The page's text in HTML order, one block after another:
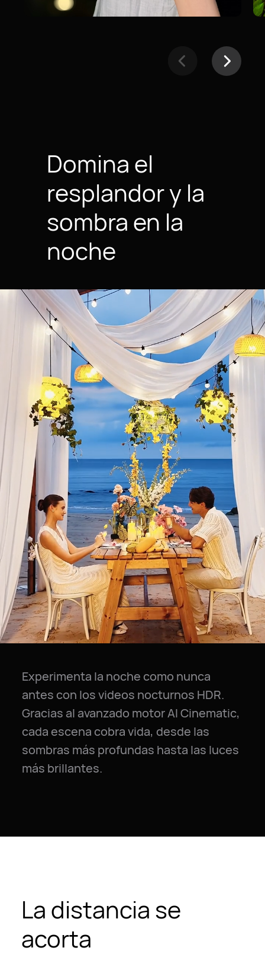
Domina el
resplandor y la
sombra en la
noche
Experimenta la noche como nunca
antes con los videos nocturnos HDR.
Gracias al avanzado motor AI Cinematic,
cada escena cobra vida, desde las
sombras más profundas hasta las luces
más brillantes.
La distancia se
acorta